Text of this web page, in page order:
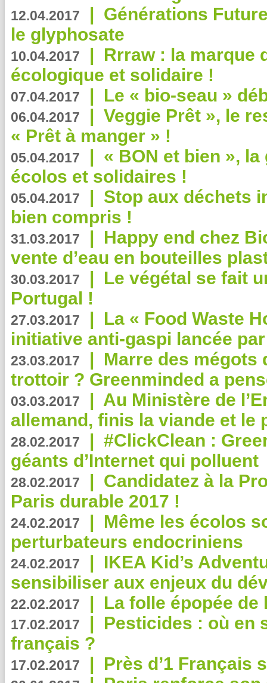
12.04.2017 | Générations
le glyphosate
10.04.2017 | Rrraw : la marque
écologique et solidaire !
07.04.2017 | Le « bio-seau »
06.04.2017 | Veggie Prêt », le
« Prêt à manger » !
05.04.2017 | « BON et bien »,
écolos et solidaires !
05.04.2017 | Stop aux déchets
bien compris !
31.03.2017 | Happy end chez
vente d’eau en bouteilles
30.03.2017 | Le végétal se fait
Portugal !
27.03.2017 | La « Food Waste
initiative anti-gaspi lancée
23.03.2017 | Marre des mégots
trottoir ? Greenminded a
03.03.2017 | Au Ministère de
allemand, finis la viande et le
28.02.2017 | #ClickClean :
géants d’Internet qui polluent
28.02.2017 | Candidatez à la
Paris durable 2017 !
24.02.2017 | Même les écolos
perturbateurs endocriniens
24.02.2017 | IKEA Kid’s
sensibiliser aux enjeux du
22.02.2017 | La folle épopée de
17.02.2017 | Pesticides : où en
français ?
17.02.2017 | Près d’1 Français